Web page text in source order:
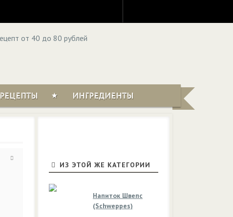
РЕЦЕПТЫ ИНГРЕДИЕНТЫ
ИЗ ЭТОЙ ЖЕ КАТЕГОРИИ
Напиток Швепс
(Schweppes)